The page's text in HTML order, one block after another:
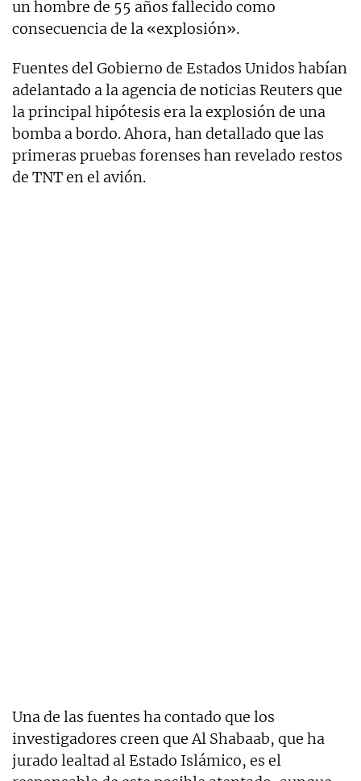
un hombre de 55 años fallecido como
consecuencia de la «explosión».
Fuentes del Gobierno de Estados Unidos habían
adelantado a la agencia de noticias Reuters que
la principal hipótesis era la explosión de una
bomba a bordo. Ahora, han detallado que las
primeras pruebas forenses han revelado restos
de TNT en el avión.
Una de las fuentes ha contado que los
investigadores creen que Al Shabaab, que ha
jurado lealtad al Estado Islámico, es el